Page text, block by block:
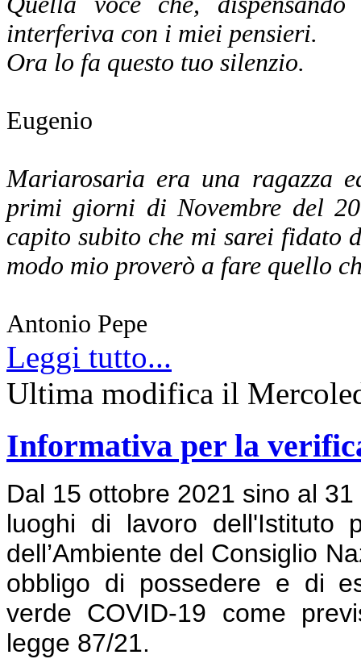
interferiva con i miei pensieri.
Ora lo fa questo tuo silenzio.
Eugenio
Mariarosaria era una ragazza
primi giorni di Novembre del
capito subito che mi sarei fidato
modo mio proverò a fare quello
Antonio Pepe
Leggi tutto...
Ultima modifica il
Informativa per la
Dal 15 ottobre 2021 sino al
luoghi di lavoro dell'Istituto
dell’Ambiente del Consiglio
obbligo di possedere e di
verde COVID-19 come
legge 87/21.